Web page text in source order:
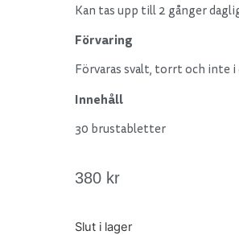
Kan tas upp till 2 gånger
Förvaring
Förvaras svalt, torrt och inte
Innehåll
30 brustabletter
380 kr
Slut i lager